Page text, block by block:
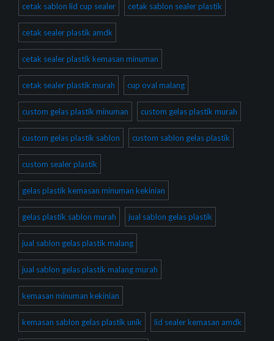
cetak sablon lid cup sealer cetak sablon sealer plastik
cetak sealer plastik amdk
cetak sealer plastik kemasan minuman
cetak sealer plastik murah cup oval malang
custom gelas plastik minuman custom gelas plastik murah
custom gelas plastik sablon custom sablon gelas plastik
custom sealer plastik
gelas plastik kemasan minuman kekinian
gelas plastik sablon murah jual sablon gelas plastik
jual sablon gelas plastik malang
jual sablon gelas plastik malang murah
kemasan minuman kekinian
kemasan sablon gelas plastik unik lid sealer kemasan amdk